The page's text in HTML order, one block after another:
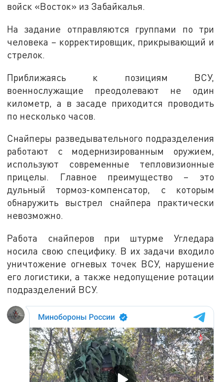
войск «Восток» из Забайкалья.
На задание отправляются группами по три
человека – корректировщик, прикрывающий и
стрелок.
Приближаясь к позициям ВСУ,
военнослужащие преодолевают не один
километр, а в засаде приходится проводить
по несколько часов.
Снайперы разведывательного подразделения
работают с модернизированным оружием,
используют современные тепловизионные
прицелы. Главное преимущество – это
дульный тормоз-компенсатор, с которым
обнаружить выстрел снайпера практически
невозможно.
Работа снайперов при штурме Угледара
носила свою специфику. В их задачи входило
уничтожение огневых точек ВСУ, нарушение
его логистики, а также недопущение ротации
подразделений ВСУ.